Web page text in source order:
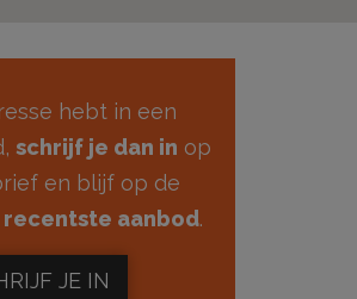
hebt in een
schrijf je dan in op
en blijf op de
recentste aanbod.
JE IN